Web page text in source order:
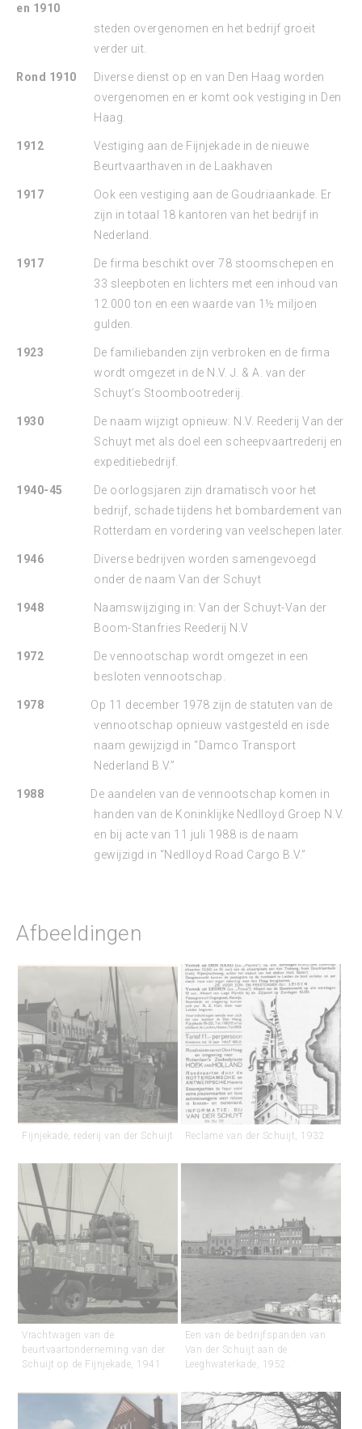
en 1910
steden overgenomen en het bedrijf groeit
verder uit.
Rond 1910
Diverse dienst op en van Den Haag worden
overgenomen en er komt ook vestiging in Den
Haag.
1912
Vestiging aan de Fijnjekade in de nieuwe
Beurtvaarthaven in de Laakhaven
1917
Ook een vestiging aan de Goudriaankade. Er
zijn in totaal 18 kantoren van het bedrijf in
Nederland.
1917
De firma beschikt over 78 stoomschepen en
33 sleepboten en lichters met een inhoud van
12.000 ton en een waarde van 1½ miljoen
gulden.
1923
De familiebanden zijn verbroken en de firma
wordt omgezet in de N.V. J. & A. van der
Schuyt’s Stoombootrederij.
1930
De naam wijzigt opnieuw: N.V. Reederij Van der
Schuyt met als doel een scheepvaartrederij en
expeditiebedrijf.
1940-45
De oorlogsjaren zijn dramatisch voor het
bedrijf, schade tijdens het bombardement van
Rotterdam en vordering van veelschepen later.
1946
Diverse bedrijven worden samengevoegd
onder de naam Van der Schuyt
1948
Naamswijziging in: Van der Schuyt-Van der
Boom-Stanfries Reederij N.V
1972
De vennootschap wordt omgezet in een
besloten vennootschap.
1978
Op 11 december 1978 zijn de statuten van de
vennootschap opnieuw vastgesteld en isde
naam gewijzigd in “Damco Transport
Nederland B.V.”
1988
De aandelen van de vennootschap komen in
handen van de Koninklijke Nedlloyd Groep N.V.
en bij acte van 11 juli 1988 is de naam
gewijzigd in “Nedlloyd Road Cargo B.V.”
Afbeeldingen
Fijnjekade, rederij van der Schuijt Reclame van der Schuijt, 1932
Vrachtwagen van de
beurtvaartonderneming van der
Schuijt op de Fijnjekade, 1941
Een van de bedrijfspanden van
Van der Schuijt aan de
Leeghwaterkade, 1952.